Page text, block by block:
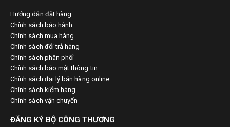
Hướng dẫn đặt hàng
Chính sách bảo hành
Chính sách mua hàng
Chính sách đổi trả hàng
Chính sách phân phối
Chính sách bảo mật thông tin
Chính sách đại lý bán hàng online
Chính sách kiểm hàng
Chính sách vận chuyển
ĐĂNG KÝ BỘ CÔNG THƯƠNG